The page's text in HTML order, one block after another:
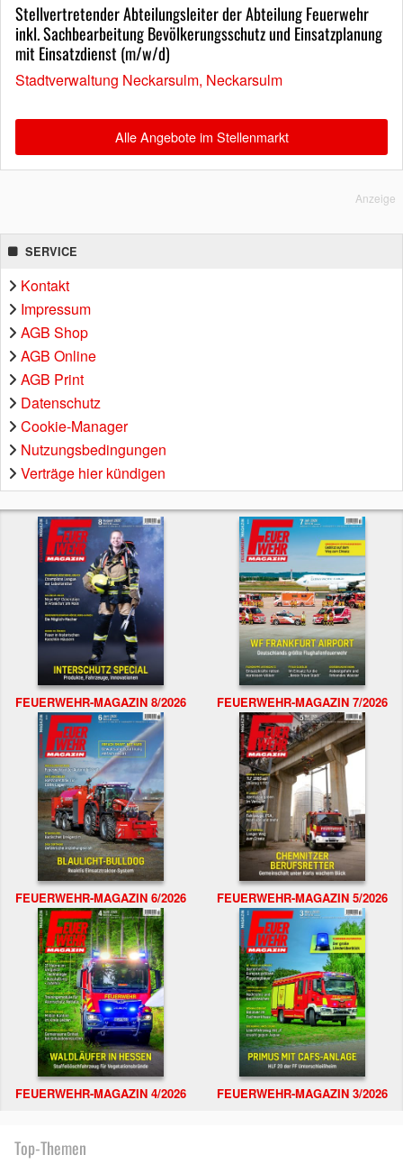
Stellvertretender Abteilungsleiter der Abteilung Feuerwehr
inkl. Sachbearbeitung Bevölkerungsschutz und Einsatzplanung
mit Einsatzdienst (m/w/d)
Stadtverwaltung Neckarsulm, Neckarsulm
Alle Angebote im Stellenmarkt
Anzeige
SERVICE
Kontakt
Impressum
AGB Shop
AGB Online
AGB Print
Datenschutz
Cookie-Manager
Nutzungsbedingungen
Verträge hier kündigen
FEUERWEHR-MAGAZIN 8/2026 FEUERWEHR-MAGAZIN 7/2026
FEUERWEHR-MAGAZIN 6/2026 FEUERWEHR-MAGAZIN 5/2026
FEUERWEHR-MAGAZIN 4/2026 FEUERWEHR-MAGAZIN 3/2026
Top-Themen